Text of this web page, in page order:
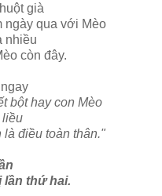
già
ngày qua với Mèo
nhiều
còn đây.
bột hay con Mèo
liều
điều toàn thân."
lần thứ hai.